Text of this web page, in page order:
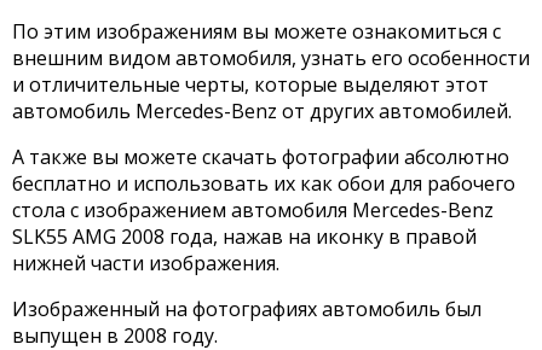
По этим изображениям вы можете ознакомиться с
внешним видом автомобиля, узнать его особенности
и отличительные черты, которые выделяют этот
автомобиль Mercedes-Benz от других автомобилей.
А также вы можете скачать фотографии абсолютно
бесплатно и использовать их как обои для рабочего
стола с изображением автомобиля Mercedes-Benz
SLK55 AMG 2008 года, нажав на иконку в правой
нижней части изображения.
Изображенный на фотографиях автомобиль был
выпущен в 2008 году.